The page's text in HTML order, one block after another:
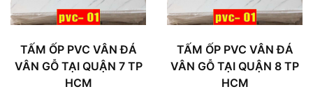
TẤM ỐP PVC VÂN ĐÁ
VÂN GỖ TẠI QUẬN 7 TP
HCM
TẤM ỐP PVC VÂN ĐÁ
VÂN GỖ TẠI QUẬN 8 TP
HCM